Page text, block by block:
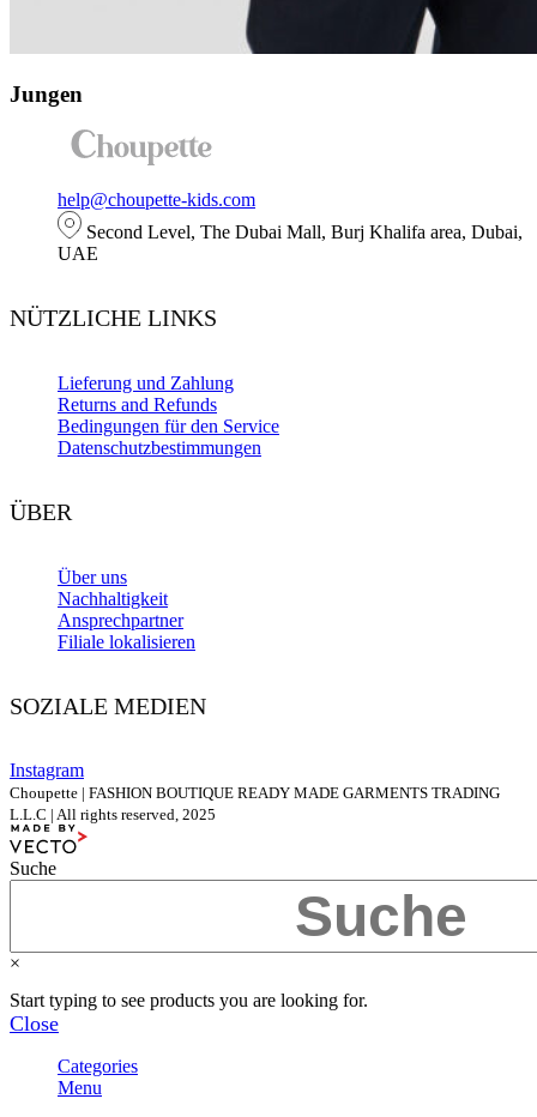
Jungen
help@choupette-kids.com
Second Level, The Dubai Mall, Burj Khalifa area, Dubai,
UAE
NÜTZLICHE LINKS
Lieferung und Zahlung
Returns and Refunds
Bedingungen für den Service
Datenschutzbestimmungen
ÜBER
Über uns
Nachhaltigkeit
Ansprechpartner
Filiale lokalisieren
SOZIALE MEDIEN
Instagram
Choupette | FASHION BOUTIQUE READY MADE GARMENTS TRADING
L.L.C | All rights reserved, 2025
Suche
×
Start typing to see products you are looking for.
Close
Categories
Menu